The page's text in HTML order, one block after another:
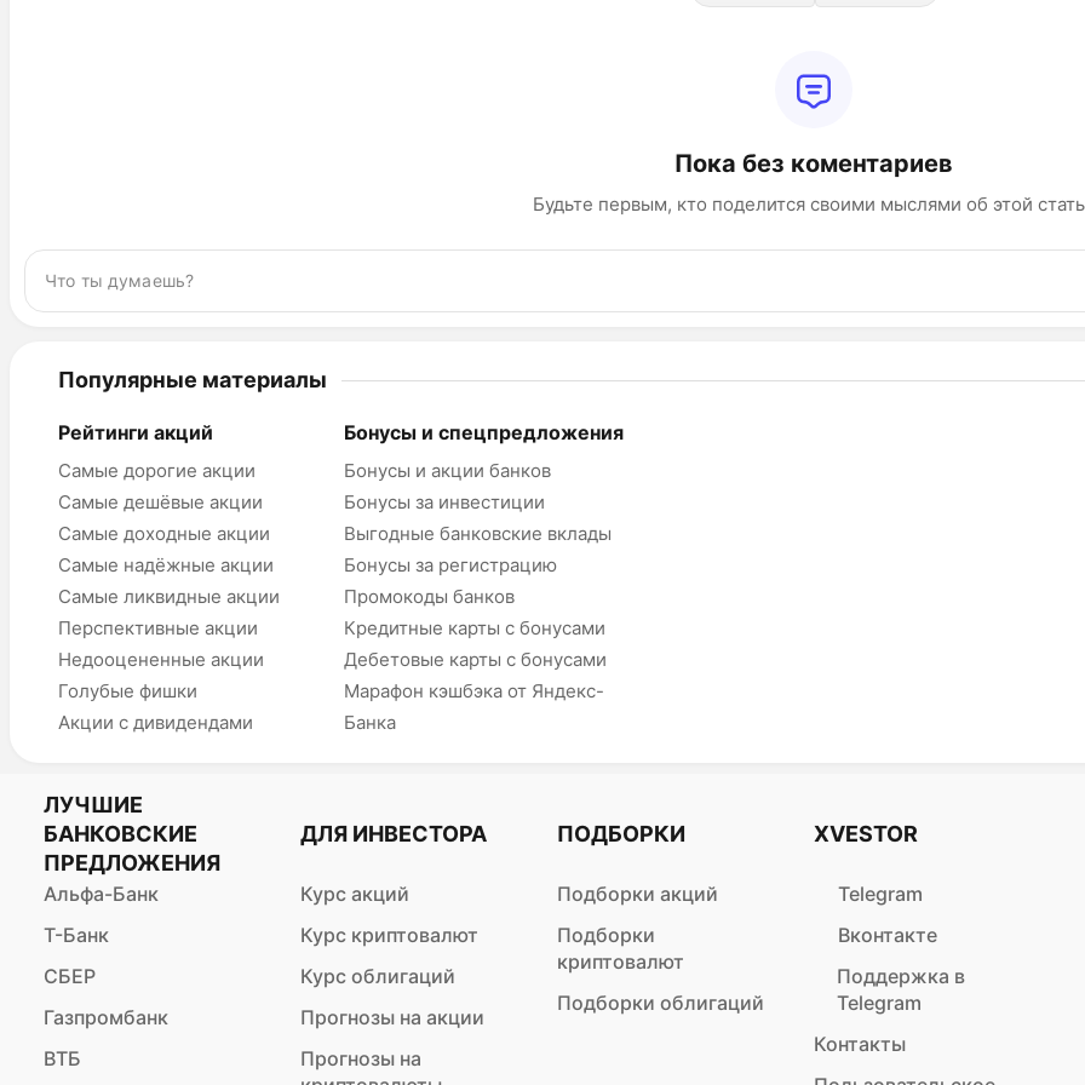
Пока без коментариев
Будьте первым, кто поделится своими мыслями об этой
Популярные материалы
Рейтинги акций
Самые дорогие акции
Самые дешёвые акции
Самые доходные акции
Самые надёжные акции
Самые ликвидные акции
Перспективные акции
Недооцененные акции
Голубые фишки
Акции с дивидендами
Бонусы и спецпредложения
Бонусы и акции банков
Бонусы за инвестиции
Выгодные банковские вклады
Бонусы за регистрацию
Промокоды банков
Кредитные карты с бонусами
Дебетовые карты с бонусами
Марафон кэшбэка от Яндекс-
Банка
ЛУЧШИЕ
БАНКОВСКИЕ
ПРЕДЛОЖЕНИЯ
Альфа-Банк
Т-Банк
СБЕР
Газпромбанк
ВТБ
ДЛЯ ИНВЕСТОРА
Курс акций
Курс криптовалют
Курс облигаций
Прогнозы на акции
Прогнозы на
ПОДБОРКИ
Подборки акций
Подборки
криптовалют
Подборки облигаций
XVESTOR
Telegram
Вконтакте
Поддержка в
Telegram
Контакты